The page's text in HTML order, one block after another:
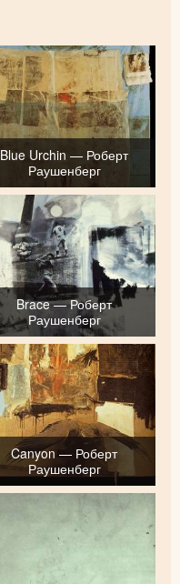
Blue Urchin — Роберт
Раушенберг
Brace — Роберт
Раушенберг
Canyon — Роберт
Раушенберг